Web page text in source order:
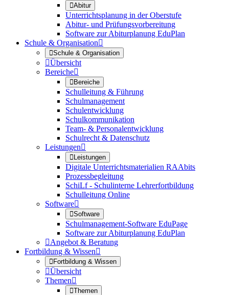
Abitur
Unterrichtsplanung in der Oberstufe
Abitur- und Prüfungsvorbereitung
Software zur Abiturplanung EduPlan
Schule & Organisation
Schule & Organisation
Übersicht
Bereiche
Bereiche
Schulleitung & Führung
Schulmanagement
Schulentwicklung
Schulkommunikation
Team- & Personalentwicklung
Schulrecht & Datenschutz
Leistungen
Leistungen
Digitale Unterrichtsmaterialien RAAbits
Prozessbegleitung
SchiLf - Schulinterne Lehrerfortbildung
Schulleitung Online
Software
Software
Schulmanagement-Software EduPage
Software zur Abiturplanung EduPlan
Angebot & Beratung
Fortbildung & Wissen
Fortbildung & Wissen
Übersicht
Themen
Themen